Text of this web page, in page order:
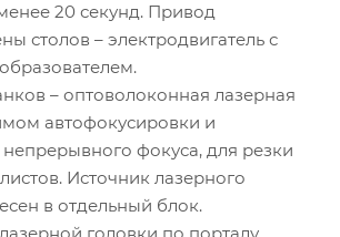
20 секунд. Привод
столов – электродвигатель с
– оптоволоконная лазерная
автофокусировки и
фокуса, для резки
Источник лазерного
в отдельный блок.